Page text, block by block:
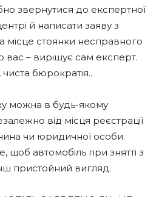
звернутися до експертної
й написати заяву з
місце стоянки несправного
вас – вирішує сам експерт.
бюрократія..
можна в будь-якому
від місця реєстрації
чи юридичної особи.
щоб автомобіль при знятті з
пристойний вигляд.